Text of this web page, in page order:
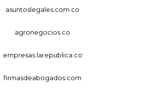
asuntoslegales.com.co
agronegocios.co
empresas.larepublica.co
firmasdeabogados.com